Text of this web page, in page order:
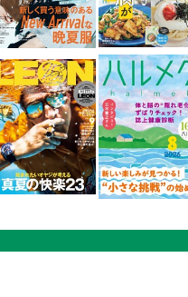
ムエタイ両方で表彰！山根千
ォーマンス医学』メソッド
ス［第56回］疲労軽減には「腸
並木月海 アマチュアボクシン